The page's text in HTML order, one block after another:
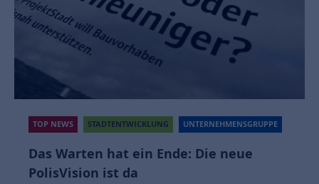
TOP NEWS STADTENTWICKLUNG UNTERNEHMENSGRUPPE
Das Warten hat ein Ende: Die neue
PolisVision ist da